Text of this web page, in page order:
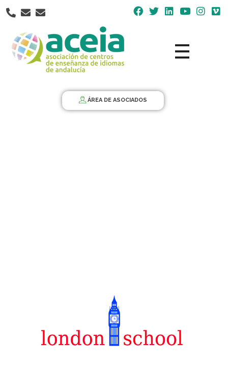
Nota:
este
web
incluye
ÁREA DE ASOCIADOS